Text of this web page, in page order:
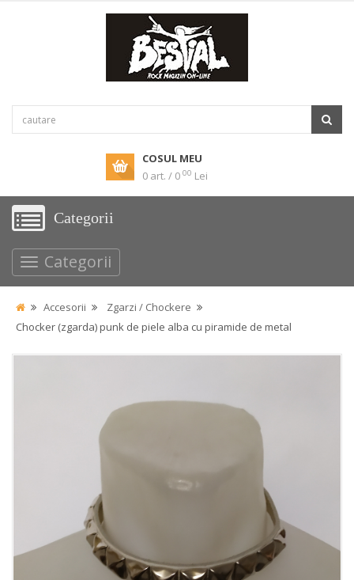
COSUL MEU
0 art. / 0 00 Lei
Categorii
Categorii
Accesorii
Zgarzi / Chockere
Chocker (zgarda) punk de piele alba cu piramide de metal